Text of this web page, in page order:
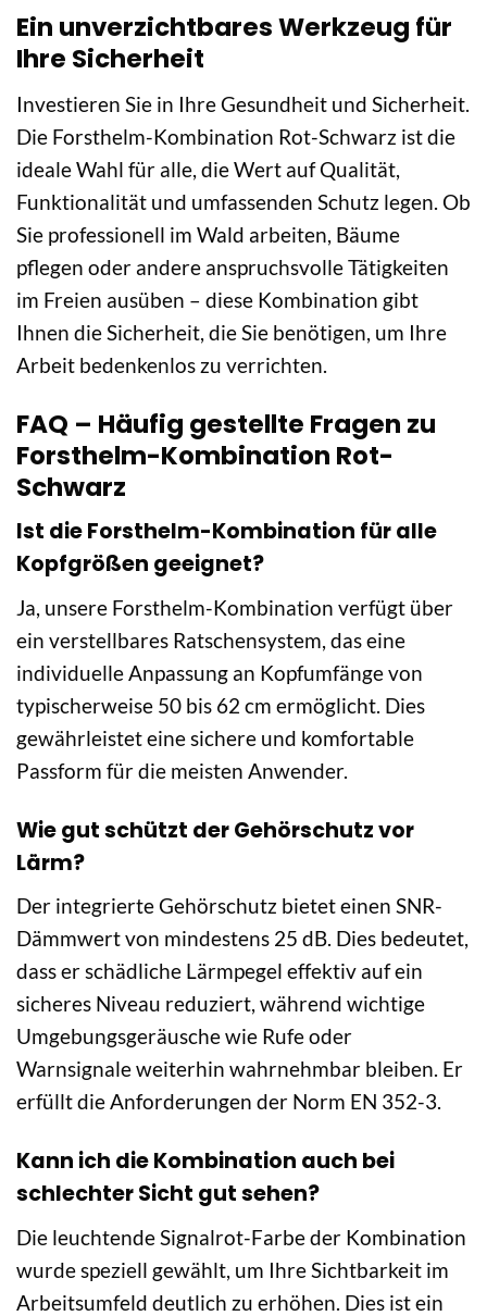
Ein unverzichtbares Werkzeug für
Ihre Sicherheit
Investieren Sie in Ihre Gesundheit und Sicherheit.
Die Forsthelm-Kombination Rot-Schwarz ist die
ideale Wahl für alle, die Wert auf Qualität,
Funktionalität und umfassenden Schutz legen. Ob
Sie professionell im Wald arbeiten, Bäume
pflegen oder andere anspruchsvolle Tätigkeiten
im Freien ausüben – diese Kombination gibt
Ihnen die Sicherheit, die Sie benötigen, um Ihre
Arbeit bedenkenlos zu verrichten.
FAQ – Häufig gestellte Fragen zu
Forsthelm-Kombination Rot-
Schwarz
Ist die Forsthelm-Kombination für alle
Kopfgrößen geeignet?
Ja, unsere Forsthelm-Kombination verfügt über
ein verstellbares Ratschensystem, das eine
individuelle Anpassung an Kopfumfänge von
typischerweise 50 bis 62 cm ermöglicht. Dies
gewährleistet eine sichere und komfortable
Passform für die meisten Anwender.
Wie gut schützt der Gehörschutz vor
Lärm?
Der integrierte Gehörschutz bietet einen SNR-
Dämmwert von mindestens 25 dB. Dies bedeutet,
dass er schädliche Lärmpegel effektiv auf ein
sicheres Niveau reduziert, während wichtige
Umgebungsgeräusche wie Rufe oder
Warnsignale weiterhin wahrnehmbar bleiben. Er
erfüllt die Anforderungen der Norm EN 352-3.
Kann ich die Kombination auch bei
schlechter Sicht gut sehen?
Die leuchtende Signalrot-Farbe der Kombination
wurde speziell gewählt, um Ihre Sichtbarkeit im
Arbeitsumfeld deutlich zu erhöhen. Dies ist ein